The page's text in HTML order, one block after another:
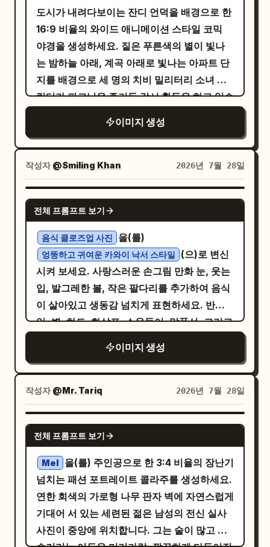
세련된 2D 애니메이션/치비 그림처럼 보여야
합니다. 실제 인물: - 현실적인 인물 사진 - 전신
또는 거의 전신이 나오는 구도 - 업로드된 참조
이미지와 동일하게 알아볼 수 있는 정체성 - 참
조 이미지와 동일한 의상 스타일 및 주요 세부
고, 장난스럽고, 약간 수줍거나 장난기 어린 표
정 - 벽화와 어울리는 귀여운 포즈를 능동적으
로 취해야 함 - 뻣뻣하게 서 있지 않아야 함 - 의
상을 관련 없는 패션으로 바꾸지 말 것 실제 인
물의 포즈: 벽화 옆에서 잘 어울리는 귀엽고 장
난스러운 포즈 중 하나를 선택하세요: - 양손을
볼 옆에 대고 귀여운 솜방망이처럼 만들기 - 한
쪽 다리를 살짝 들기 - 장난스러운 아이돌 같은
포즈 - 수줍지만 귀여운 포즈 - 작은 손가락 하
트 - 장난스럽게 튀어 오르는 포즈 - 달콤한 미
소를 지으며 살짝 기대기 - 얼굴 옆에 손을 구부
린 귀여운 '냥' 포즈 - 현실적이고 균형 잡힌 가
벼운 점프 포즈 포즈는 과장되거나 신체적으로
어색하지 않고 실제 인물에게 자연스럽게 느껴
는 업로드된 동일 인물의 귀엽고 다채로운 2D
치비 버전이어야 합니다. - 실제 인물 옆 벽면에
직접 그려진 것처럼 보여야 합니다. - 현실적인
제2의 인물이 아님 - 3D 캐릭터가 아님 - 검은
그림자가 아님 - 단순한 졸라맨이 아님 - 무작
위 애니메이션 캐릭터가 아님 - 관련 없는 별개
의 소녀가 아님 - 헤어스타일 실루엣, 머리 색
상, 액세서리, 의상 실루엣, 색상 팔레트 및 전
반적인 분위기를 통해 실제 인물과 명확하게 닮
아야 합니다. - 크고 표현력이 풍부한 눈, 둥글
고 귀여운 얼굴, 작은 신체 비율, 부드러운 애니
사 전신 버전 2. 벽면에 함께 그려진 동일 인물
의 귀엽고 다채로운 2D 치비 일러스트 버전. 핵
심 컨셉: 실제 인물이 자신의 모습이 그려진 크
고 다채로운 치비 벽화 옆에서 귀엽게 포즈를
취하고 있습니다. 실제 인물과 일러스트 속 치
비 버전은 서로 비슷한 장난스러운 포즈를 취하
고 있습니다. 치비 일러스트는 다른 실존 인물
이 아닌, 동일 인물을 귀엽게 손으로 그린 애니
메이션 스타일의 벽화처럼 보여야 합니다. 분
위기는 귀엽고, 장난스럽고, 밝고, 트렌디하며,
매력적이고, 소셜 미디어에 적합해야 합니다.
주요 스타일 방향: 검은색 낙서 그림자 컨셉이
아닙니다. 실사 인물 + 다채롭고 귀여운 치비
끔하지만 손으로 그린 듯한 2D 애니메이션/치
비 그림처럼 보여야 합니다. 실사 인물: - 사실
적인 인물 사진 - 전신 또는 거의 전신 프레이밍
- 업로드된 참조 이미지와 동일한 본인 확인 -
참조 이미지와 동일한 의상 스타일 및 주요 세
엽고, 장난스럽고, 약간 수줍거나 장난기 어린
표정 - 인물은 벽화와 어울리는 귀여운 포즈를
적극적으로 취해야 함 - 인물이 뻣뻣하게 서 있
지 않도록 할 것 - 의상을 관련 없는 패션으로
바꾸지 말 것. 실사 인물 포즈: 벽화 옆에서 잘
어울리는 귀엽고 장난스러운 포즈 중 하나를 선
택하세요: - 양손을 볼 옆에 대고 귀여운 발처럼
만드는 포즈 - 한쪽 다리를 살짝 든 포즈 - 장난
스러운 아이돌 같은 포즈 - 수줍지만 귀여운 포
즈 - 작은 하트 제스처 - 장난스럽게 튀어 오르
는 듯한 포즈 - 달콤한 미소를 지으며 살짝 기댄
포즈 - 손을 얼굴 근처에서 웅크린 귀여운 '냥'
도시가 내려다보이는 잔디 언덕을 배경으로 한
16:9 비율의 와이드 애니메이션 스타일 코믹
야경을 생성하세요. 짙은 푸른색의 별이 빛나
는 밤하늘 아래, 계곡 아래로 빛나는 아파트 단
지를 배경으로 세 명의 치비 밀리터리 소녀 캐
릭터가 피크닉을 즐기듯 감시 활동을 하고 있습
배치하세요. 첫째, 흰색 세일러 스타일 군복과
흰색 정모를 쓰고 커다란 빨간색 안경을 쓴 연
보라색 머리의 작은 소녀가 'Popcorn'이라고
적힌 거대한 빨간 팝콘 통과 핫도그 옆에 서 있
습니다. 둘째, 빨간색 포인트가 들어간 모자를
쓰고 소총을 든 짙은 회색 군복 차림의 금발 소
녀가 회의적인 표정으로 서 있습니다. 셋째, 검
은색과 주황색이 섞인 전술 복장을 한 금발 소
녀가 체크무늬 피크닉 매트에 앉아 커다란 쌍안
경을 눈에 대고 코믹하게 침을 흘리고 있습니
다. 매트 앞에는 쌍안경 한 쌍을 추가로 놓아주
세요. 서 있는 소녀들 위에는 정확히 2개의 일
본어 말풍선을 포함하세요:
元アイドルですね。 및 アイドルよね？
쪽 상단 절반에는 쌍안경을 든 소녀의 커다란
뭉게구름 모양 생각 풍선을 추가하세요. 그 안
에는 긴 연갈색 머리의 웨딩드레스를 입은 젊은
여성과 화려한 검은색 정복을 입은 잘생긴 흑발
남성이 거의 키스할 듯한 로맨틱한 판타지 장면
떨어지는 장미 꽃잎으로 둘러싸여 있습니다.
오른쪽 하단 도시 위에는 원형 삽입 말풍선을
추가하여, 앉아 있는 여성이 로맨틱한 커플의
화면이나 액자를 보고 있는 실내 모습을 보여주
세요. 깔끔하고 디테일한 애니메이션 선화, 부
이미지 생성
작성자@Smiling Khan 2026년 7월 28일
NANO BANANA PRO
전체 프롬프트 보기
음식 클로즈업 사진 을(를)
엉뚱하고 귀여운 카와이 낙서 스타일
(으)로 변신
시켜 보세요. 사랑스러운 손그림 만화 눈, 웃는
입, 발그레한 볼, 작은 팔다리를 추가하여 음식
이 살아있고 생동감 넘치게 표현하세요. 반짝
임, 별, 하트, 화살표, 소용돌이, 말풍선, 그리고
장난기 넘치는 흰색 낙서로 주변을 꾸며보세
요. 작은 왕관, 파티 모자, 선글라스, 망토와 같
은 작은 액세서리를 추가하여 음식에 재미있는
개성을 부여하세요. 원래의 음식 사진은 사실
적으로 유지하면서 그 위에 깔끔한 스케치 낙서
를 덧입히는 방식입니다.
부드러운 파스텔톤 포인트 컬러
(노란색, 분홍색,
민트색, 하늘색)를 하이라이트로 적절히 사용
하여 아늑하고 유쾌하며 인스타그램에 올리기
좋은 감성을 유지하세요. 전체적인 느낌은 음
식을 주인공으로 유지하면서도, 장난스럽고 마
음이 따뜻해지는 매력적인 손그림 다이어리 페
이미지 생성
작성자@Mr. Tariq 2026년 7월 28일
GPT IMAGE 2
전체 프롬프트 보기
Mel
을(를) 주인공으로 한 3:4 비율의 장난기
넘치는 패션 포트레이트 콜라주를 생성하세요.
연한 회색의 가로형 나무 판자 벽에 자연스럽게
기대어 서 있는 세련된 젊은 남성의 전신 실사
사진이 중앙에 위치합니다. 그는 숱이 많고 곱